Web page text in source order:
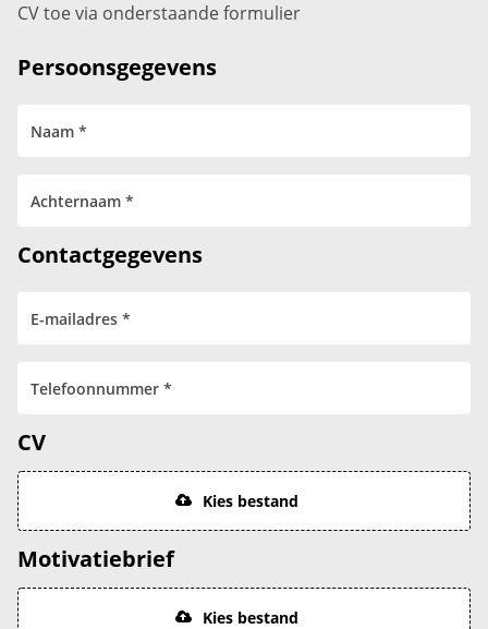
CV toe via onderstaande formulier
Persoonsgegevens
Contactgegevens
CV
Kies bestand
Motivatiebrief
Kies bestand